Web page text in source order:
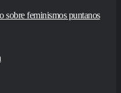
sobre feminismos puntanos